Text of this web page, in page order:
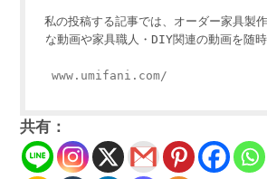
私の投稿する記事では、オーダー家具製
な動画や家具職人・DIY関連の動画を随時
www.umifani.com/
共有：